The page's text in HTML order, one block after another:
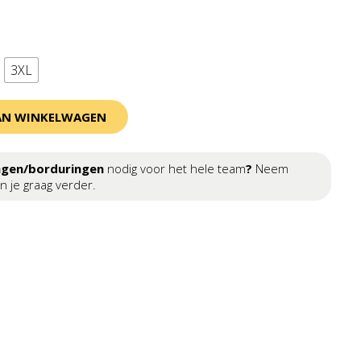
3XL
WINKELWAGEN
borduringennodig voor het hele team? Neem
je graag verder.